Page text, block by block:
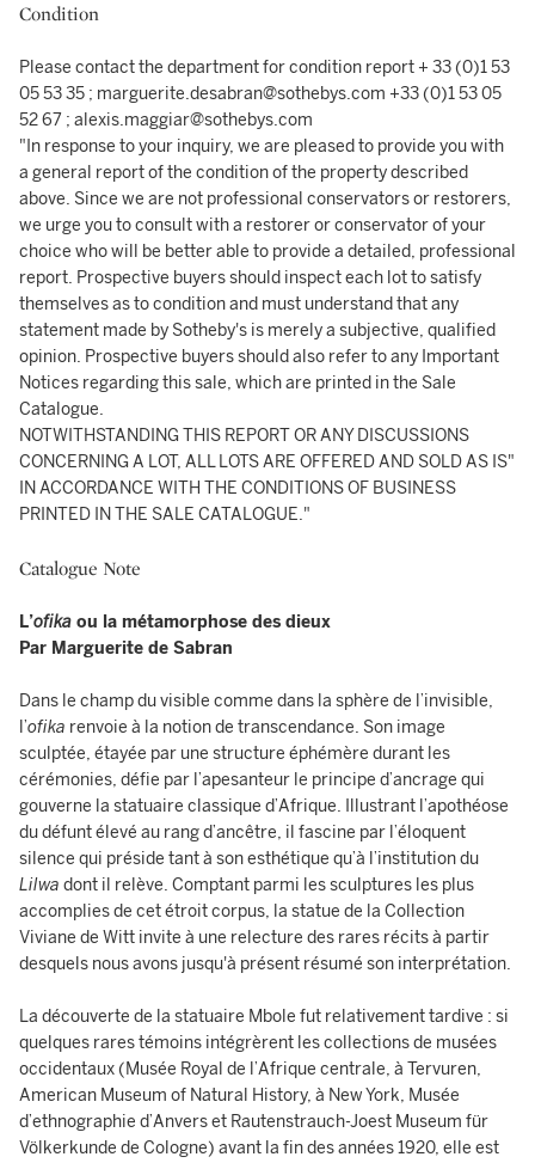
Condition
Please contact the department for condition report + 33 (0)1 53
05 53 35 ; marguerite.desabran@sothebys.com +33 (0)1 53 05
52 67 ; alexis.maggiar@sothebys.com
"In response to your inquiry, we are pleased to provide you with
a general report of the condition of the property described
above. Since we are not professional conservators or restorers,
we urge you to consult with a restorer or conservator of your
choice who will be better able to provide a detailed, professional
report. Prospective buyers should inspect each lot to satisfy
themselves as to condition and must understand that any
statement made by Sotheby's is merely a subjective, qualified
opinion. Prospective buyers should also refer to any Important
Notices regarding this sale, which are printed in the Sale
Catalogue.
NOTWITHSTANDING THIS REPORT OR ANY DISCUSSIONS
CONCERNING A LOT, ALL LOTS ARE OFFERED AND SOLD AS IS"
IN ACCORDANCE WITH THE CONDITIONS OF BUSINESS
PRINTED IN THE SALE CATALOGUE."
Catalogue Note
L’ofika ou la métamorphose des dieux
Par Marguerite de Sabran
Dans le champ du visible comme dans la sphère de l’invisible,
l’ofika renvoie à la notion de transcendance. Son image
sculptée, étayée par une structure éphémère durant les
cérémonies, défie par l’apesanteur le principe d’ancrage qui
gouverne la statuaire classique d’Afrique. Illustrant l’apothéose
du défunt élevé au rang d’ancêtre, il fascine par l’éloquent
silence qui préside tant à son esthétique qu’à l’institution du
Lilwa dont il relève. Comptant parmi les sculptures les plus
accomplies de cet étroit corpus, la statue de la Collection
Viviane de Witt invite à une relecture des rares récits à partir
desquels nous avons jusqu'à présent résumé son interprétation.
La découverte de la statuaire Mbole fut relativement tardive : si
quelques rares témoins intégrèrent les collections de musées
occidentaux (Musée Royal de l’Afrique centrale, à Tervuren,
American Museum of Natural History, à New York, Musée
d’ethnographie d’Anvers et Rautenstrauch-Joest Museum für
Völkerkunde de Cologne) avant la fin des années 1920, elle est